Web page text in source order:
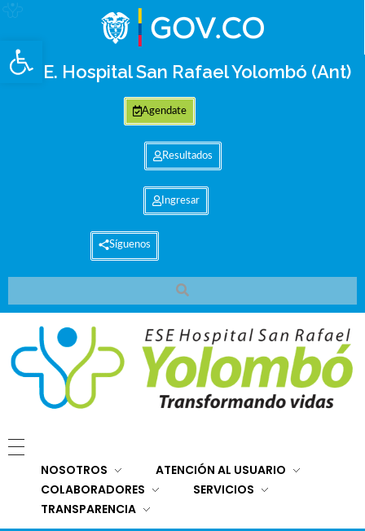
Abrir barra de herramientas
E.S.E. Hospital San Rafael Yolombó (Ant)
Agendate
Resultados
Ingresar
Síguenos
NOSOTROS
ATENCIÓN AL USUARIO
COLABORADORES
SERVICIOS
TRANSPARENCIA